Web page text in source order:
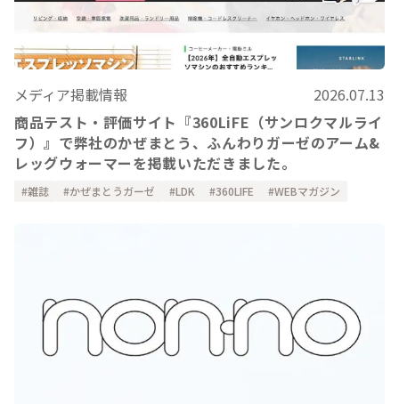
メディア掲載情報
2026.07.13
商品テスト・評価サイト『360LiFE（サンロクマルライ
フ）』で弊社のかぜまとう、ふんわりガーゼのアーム&
レッグウォーマーを掲載いただきました。
雑誌 かぜまとうガーゼ LDK 360LIFE WEBマガジン